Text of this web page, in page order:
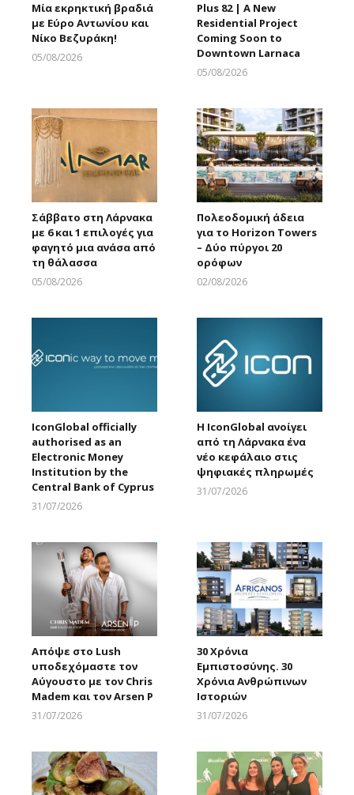
Μία εκρηκτική βραδιά
με Εύρο Αντωνίου και
Νίκο Βεζυράκη!
05/08/2026
Plus 82 | A New
Residential Project
Coming Soon to
Downtown Larnaca
05/08/2026
Σάββατο στη Λάρνακα
με 6 και 1 επιλογές για
φαγητό μια ανάσα από
τη θάλασσα
05/08/2026
Πολεοδομική άδεια
για το Horizon Towers
– Δύο πύργοι 20
ορόφων
02/08/2026
IconGlobal officially
authorised as an
Electronic Money
Institution by the
Central Bank of Cyprus
31/07/2026
Η IconGlobal ανοίγει
από τη Λάρνακα ένα
νέο κεφάλαιο στις
ψηφιακές πληρωμές
31/07/2026
Απόψε στο Lush
υποδεχόμαστε τον
Αύγουστο με τον Chris
Madem και τον Arsen P
31/07/2026
30 Χρόνια
Εμπιστοσύνης. 30
Χρόνια Ανθρώπινων
Ιστοριών
31/07/2026